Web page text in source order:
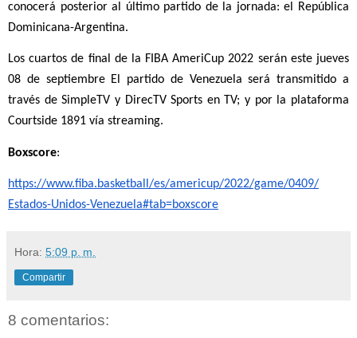
conocerá posterior al último partido de la jornada: el República
Dominicana-Argentina.
Los cuartos de final de la FIBA AmeriCup 2022 serán este jueves
08 de septiembre El partido de Venezuela será transmitido a
través de SimpleTV y DirecTV Sports en TV; y por la plataforma
Courtside 1891 vía streaming.
Boxscore:
https://www.fiba.basketball/es/americup/2022/game/0409/
Estados-Unidos-Venezuela#tab=boxscore
Hora: 5:09 p. m.
Compartir
8 comentarios: